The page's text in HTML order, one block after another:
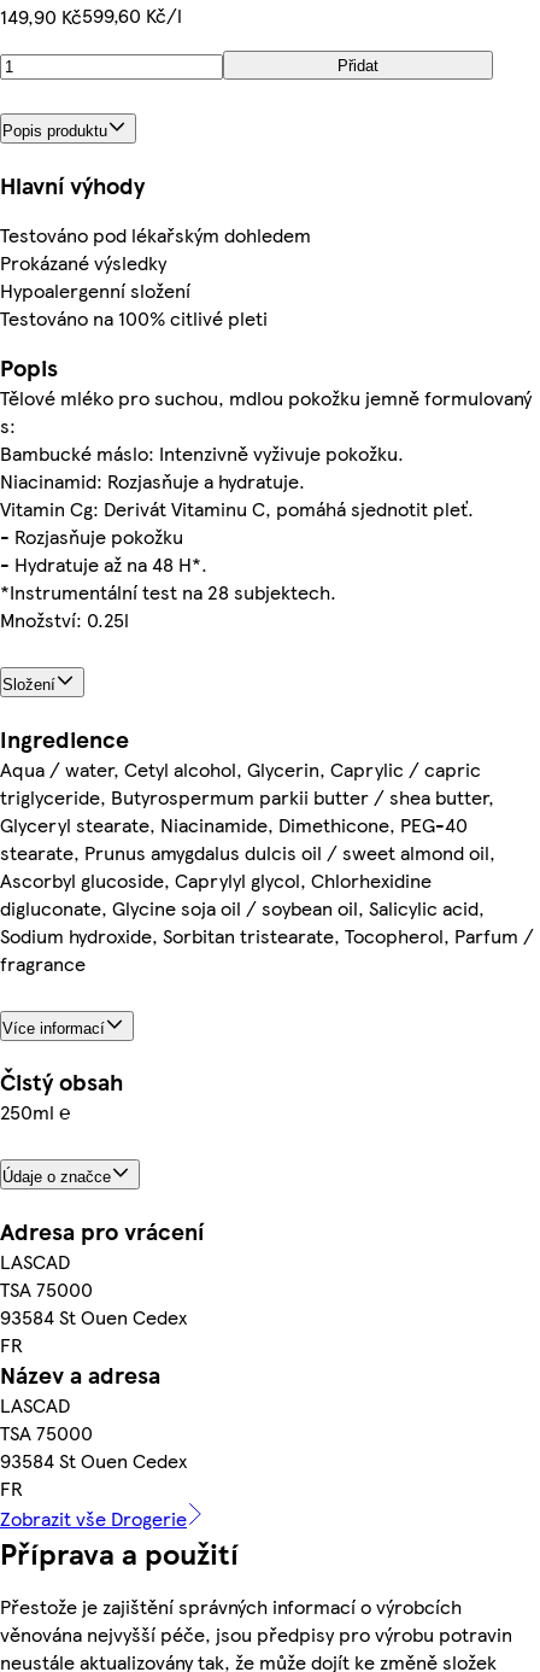
149,90 Kč599,60 Kč/l
Přidat
Popis produktu
Hlavní výhody
Testováno pod lékařským dohledem
Prokázané výsledky
Hypoalergenní složení
Testováno na 100% citlivé pleti
Popis
Tělové mléko pro suchou, mdlou pokožku jemně formulovaný
s:
Bambucké máslo: Intenzivně vyživuje pokožku.
Niacinamid: Rozjasňuje a hydratuje.
Vitamin Cg: Derivát Vitaminu C, pomáhá sjednotit pleť.
- Rozjasňuje pokožku
- Hydratuje až na 48 H*.
*Instrumentální test na 28 subjektech.
Množství: 0.25l
Složení
Ingredience
Aqua / water, Cetyl alcohol, Glycerin, Caprylic / capric
triglyceride, Butyrospermum parkii butter / shea butter,
Glyceryl stearate, Niacinamide, Dimethicone, PEG-40
stearate, Prunus amygdalus dulcis oil / sweet almond oil,
Ascorbyl glucoside, Caprylyl glycol, Chlorhexidine
digluconate, Glycine soja oil / soybean oil, Salicylic acid,
Sodium hydroxide, Sorbitan tristearate, Tocopherol, Parfum /
fragrance
Více informací
Čistý obsah
250ml ℮
Údaje o značce
Adresa pro vrácení
LASCAD
TSA 75000
93584 St Ouen Cedex
FR
Název a adresa
LASCAD
TSA 75000
93584 St Ouen Cedex
FR
Zobrazit vše Drogerie
Příprava a použití
Přestože je zajištění správných informací o výrobcích
věnována nejvyšší péče, jsou předpisy pro výrobu potravin
neustále aktualizovány tak, že může dojít ke změně složek